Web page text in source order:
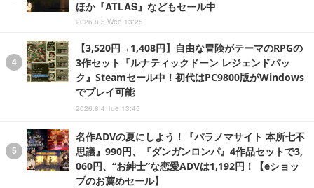
ほか『ATLAS』などもセール中
2026.8.5 Wed 13:25
【3,520円→1,408円】自由な冒険がテーマのRPGの
3作セット『ルナティックドーン レジェンドパッ
ク』Steamセール中！初代はPC9800版がWindows
でプレイ可能
2026.8.4 Tue 13:45
名作ADVの夏にしよう！『パラノマサイト 本所七不
思議』990円、『ダンガンロンパ』4作品セットで3,
060円、“お紳士”な恋愛ADVは1,192円！【eショッ
プのお薦めセール】